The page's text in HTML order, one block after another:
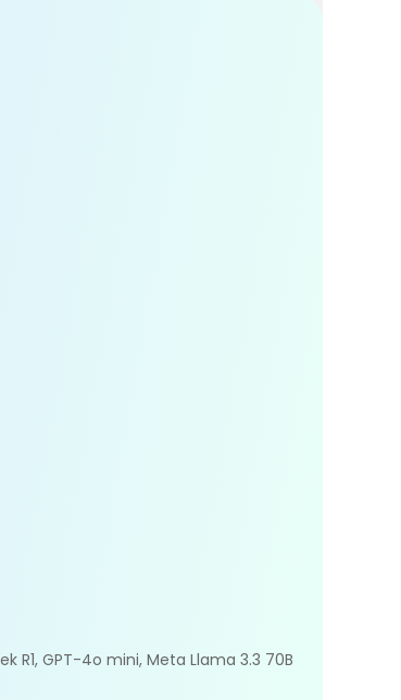
GPT-4o mini, Meta Llama 3.3 70B